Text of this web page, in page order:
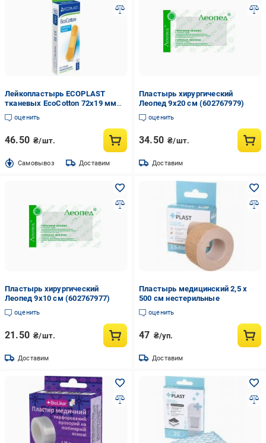
Лейкопластырь ECOPLAST
тканевых EcoCotton 72х19 мм
нестерильные 10 шт.
оценить
46.50 ₴/шт.
Cамовывоз Доставим
Пластырь хирургический
Леопед 9х20 см (602767979)
оценить
34.50 ₴/шт.
Доставим
Пластырь хирургический
Леопед 9х10 см (602767977)
оценить
21.50 ₴/шт.
Доставим
Пластырь медицинский 2,5 х
500 см нестерильные
оценить
47 ₴/уп.
Доставим